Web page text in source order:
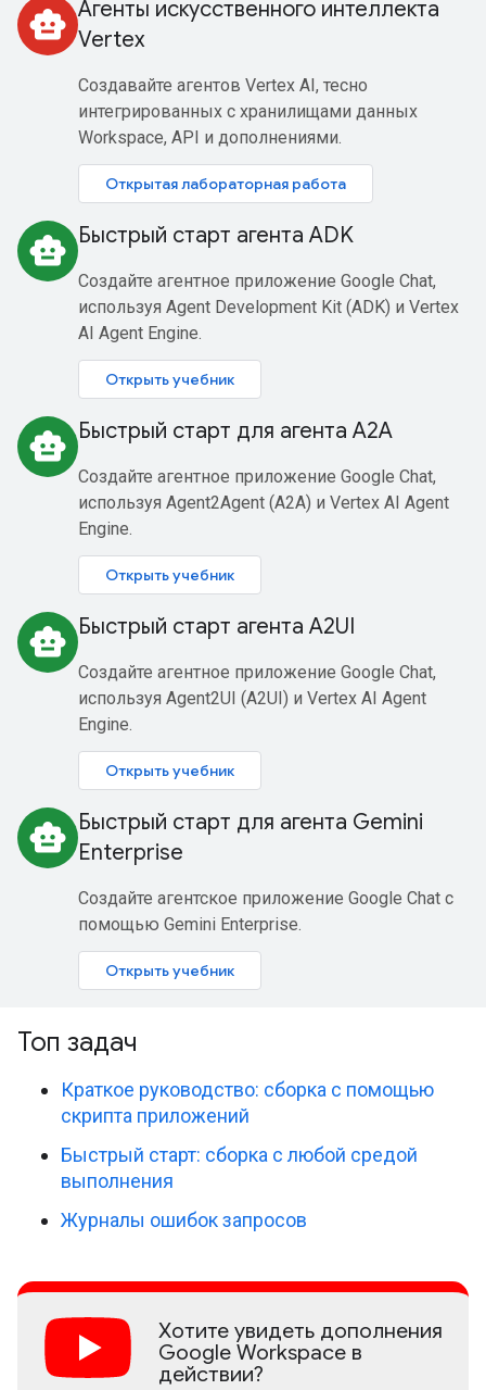
smart_toy Агенты искусственного интеллекта
Vertex
Создавайте агентов Vertex AI, тесно
интегрированных с хранилищами данных
Workspace, API и дополнениями.
Открытая лабораторная работа
smart_toy Быстрый старт агента ADK
Создайте агентное приложение Google Chat,
используя Agent Development Kit (ADK) и Vertex
AI Agent Engine.
Открыть учебник
smart_toy Быстрый старт для агента A2A
Создайте агентное приложение Google Chat,
используя Agent2Agent (A2A) и Vertex AI Agent
Engine.
Открыть учебник
smart_toy Быстрый старт агента A2UI
Создайте агентное приложение Google Chat,
используя Agent2UI (A2UI) и Vertex AI Agent
Engine.
Открыть учебник
smart_toy Быстрый старт для агента Gemini
Enterprise
Создайте агентское приложение Google Chat с
помощью Gemini Enterprise.
Открыть учебник
Топ задач
Краткое руководство: сборка с помощью
скрипта приложений
Быстрый старт: сборка с любой средой
выполнения
Журналы ошибок запросов
Хотите увидеть дополнения
Google Workspace в
действии?